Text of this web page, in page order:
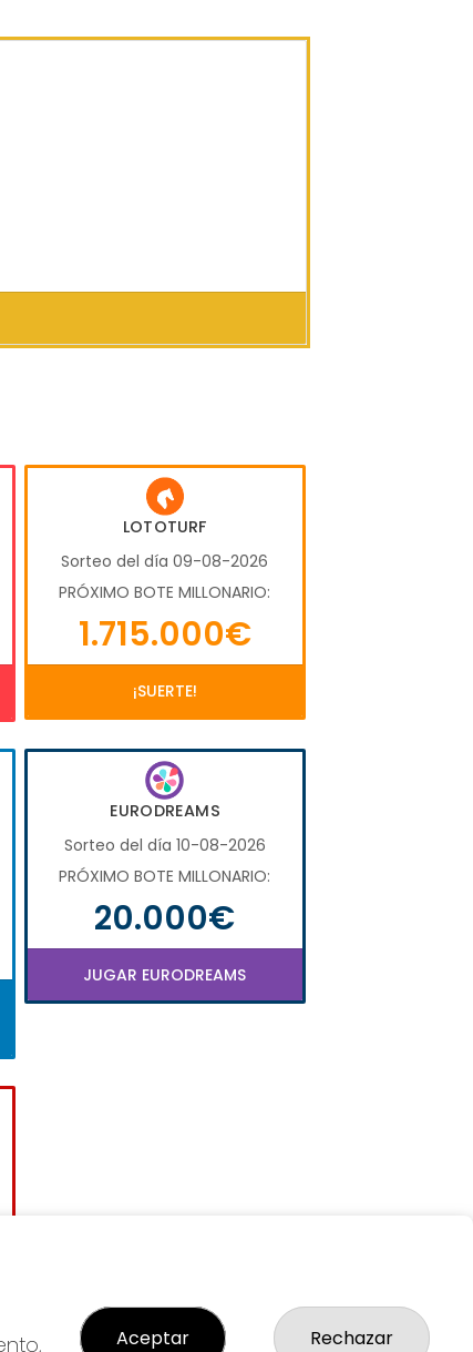
LOTOTURF
Sorteo del día 09-08-2026
PRÓXIMO BOTE MILLONARIO:
1.715.000€
¡SUERTE!
EURODREAMS
Sorteo del día 10-08-2026
PRÓXIMO BOTE MILLONARIO:
20.000€
JUGAR EURODREAMS
Aceptar Rechazar